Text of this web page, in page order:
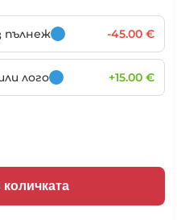
пълнеж -45.00 €
лого +15.00 €